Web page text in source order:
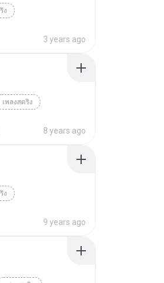
ง
3 years ago
เพลงสตริง
8 years ago
ง
9 years ago